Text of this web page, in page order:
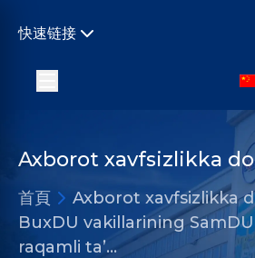
快速链接
Axborot xavfsizlikka
首頁
Axborot xavfsizlikka
BuxDU vakillarining
raqamli ta’…